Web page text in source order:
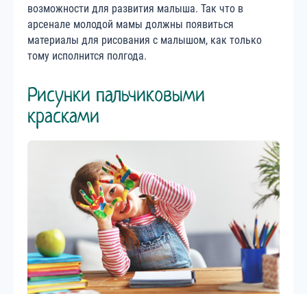
возможности для развития малыша. Так что в
арсенале молодой мамы должны появиться
материалы для рисования с малышом, как только
тому исполнится полгода.
Рисунки пальчиковыми
красками